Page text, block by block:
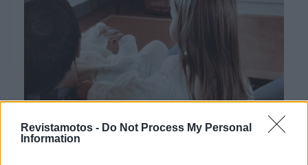
Revistamotos - Do Not Process My Personal
Information
Fonte: Facebook Gonçalo Uva